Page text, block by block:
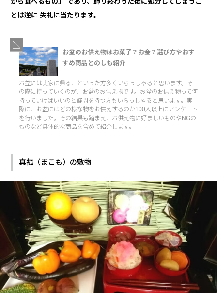
とは逆に 失礼に当たります。
お盆のお供え物はお菓子？お金？選び方やおす
すめ商品とのしも紹介
お盆には実家に帰る、といった方多くいらっしゃると思います。そ
の際に持っていくのが、お盆のお供え物です。お盆のお供え物って何
持っていけばいいのと疑問を持つ方もいらっしゃると思います。実
際に、お盆にはどの様な物をお供えするのか100人以上にアンケート
を行いました。その結果も踏まえ、お供え物に好ましいものやNGの
ものなど具体的な商品を含めて紹介します。
真菰（まこも）の敷物